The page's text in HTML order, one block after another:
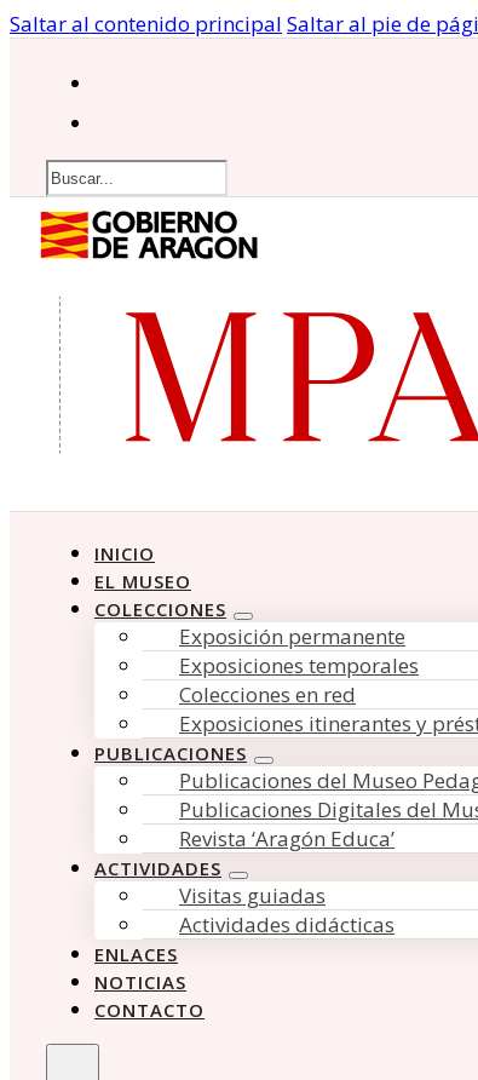
Saltar al contenido principal Saltar al pie de
Buscar
INICIO
EL MUSEO
COLECCIONES
Exposición permanente
Exposiciones temporales
Colecciones en red
Exposiciones itinerantes y
PUBLICACIONES
Publicaciones del Museo
Publicaciones Digitales del
Revista ‘Aragón Educa’
ACTIVIDADES
Visitas guiadas
Actividades didácticas
ENLACES
NOTICIAS
CONTACTO